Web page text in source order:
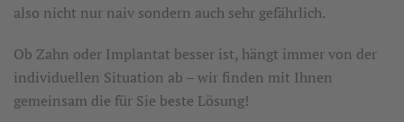
also nicht nur naiv sondern auch sehr gefährlich.
Ob Zahn oder Implantat besser ist, hängt immer von der
individuellen Situation ab – wir finden mit Ihnen
gemeinsam die für Sie beste Lösung!